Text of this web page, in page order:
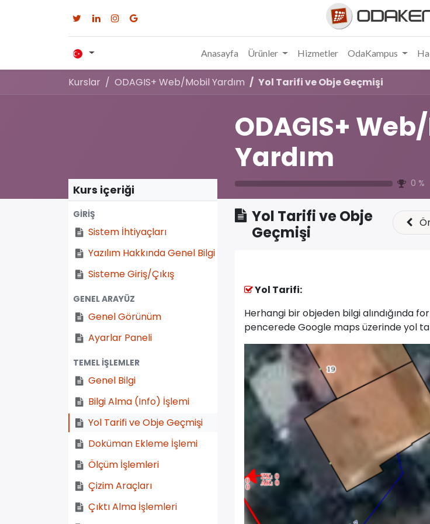
Anasayfa Ürünler Hizmetler OdaKampus
Kurslar ODAGIS+ Web/Mobil Yardım Yol Tarifi ve Obje Geçmişi
ODAGIS+
Yardım
0 %
Kurs içeriği
GİRİŞ
Sistem İhtiyaçları
Yazılım Hakkında Genel Bilgi
Sisteme Giriş/Çıkış
GENEL ARAYÜZ
Genel Görünüm
Ayarlar Paneli
TEMEL İŞLEMLER
Genel Bilgi
Bilgi Alma (Info) İşlemi
Yol Tarifi ve Obje Geçmişi
Doküman Ekleme İşlemi
Ölçüm İşlemleri
Çizim Araçları
Çıktı Alma İşlemleri
Yol Tarifi ve Obje
Geçmişi
Yol Tarifi:
Herhangi bir objeden bilgi alındığında
pencerede Google maps üzerinde yol